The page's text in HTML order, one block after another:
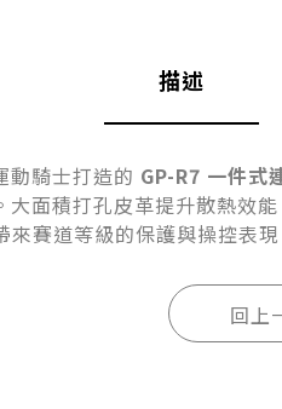
描述
動騎士打造的 GP-R7 一件式
大面積打孔皮革提升散熱效
賽道等級的保護與操控表現